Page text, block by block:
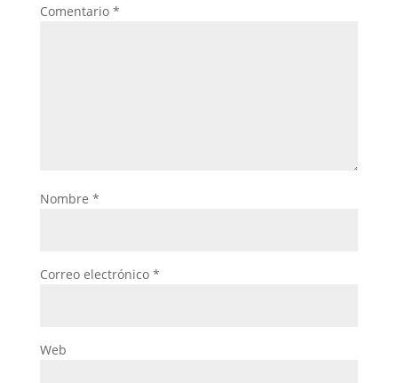
Comentario *
Nombre *
Correo electrónico *
Web